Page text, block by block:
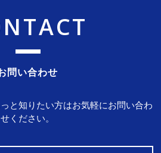
問い合わせ
と知りたい方はお気軽にお問い合わ
せください。